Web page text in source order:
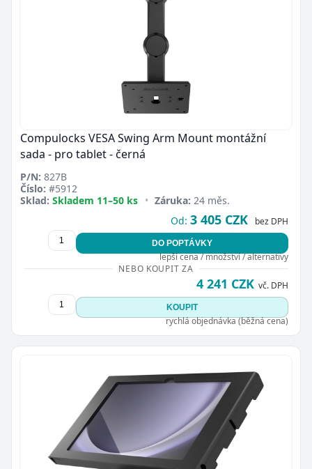
Compulocks VESA Swing Arm Mount montážní
sada - pro tablet - černá
P/N: 827B
Číslo: #5912
Sklad: Skladem 11–50 ks • Záruka: 24 měs.
Od: 3 405 CZK bez DPH
DO POPTÁVKY
lepší cena / množství / alternativy
NEBO KOUPIT ZA
4 241 CZK vč. DPH
KOUPIT
rychlá objednávka (běžná cena)